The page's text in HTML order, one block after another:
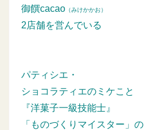
御饌cacao （みけかかお）
2店舗を営んでいる
パティシエ・
ショコラティエのミケこと
『洋菓子一級技能士』
「ものづくりマイスター」の